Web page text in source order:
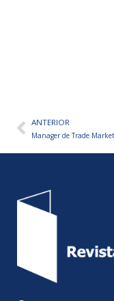
AntANTERIOR